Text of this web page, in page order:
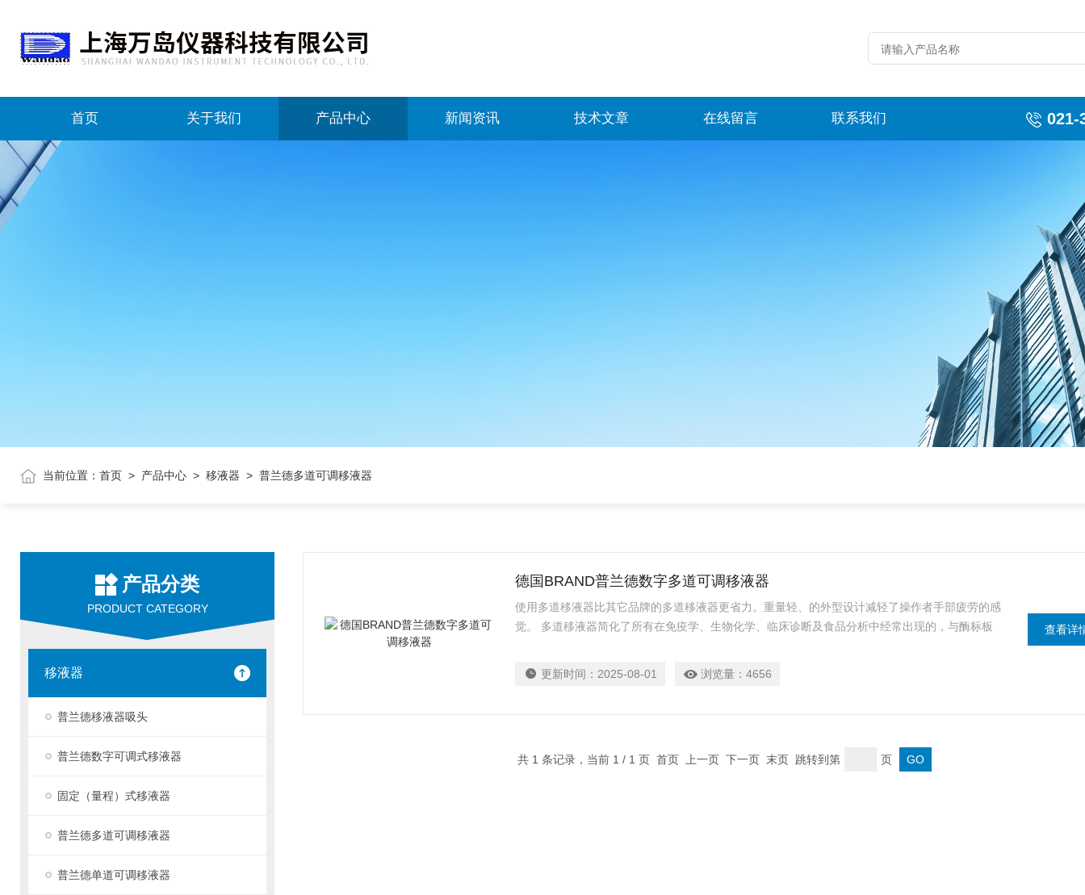
首页 关于我们 产品中心 新闻资讯 技术文章 在线留言 联系我们 021-
当前位置： 首页 > 产品中心 > 移液器 > 普兰德多道可调移液器
产品分类
PRODUCT CATEGORY
移液器
普兰德移液器吸头
普兰德数字可调式移液器
固定（量程）式移液器
普兰德多道可调移液器
普兰德单道可调移液器
德国BRAND普兰德数字多道可调移液器
使用多道移液器比其它品牌的多道移液器更省力。重量轻、的外型设计减轻了操作者手部疲劳的感
觉。 多道移液器简化了所有在免疫学、生物化学、临床诊断及食品分析中经常出现的，与酶标板
更新时间： 2025-08-01 浏览量： 4656
查看详
共 1 条记录，当前 1 / 1 页 首页 上一页 下一页 末页 跳转到第 页